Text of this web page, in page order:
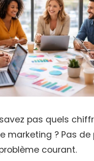
pas quels
marketing ? Pas de
courant.